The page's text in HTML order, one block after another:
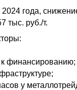
года,
тыс. руб./т.
к финансированию;
у